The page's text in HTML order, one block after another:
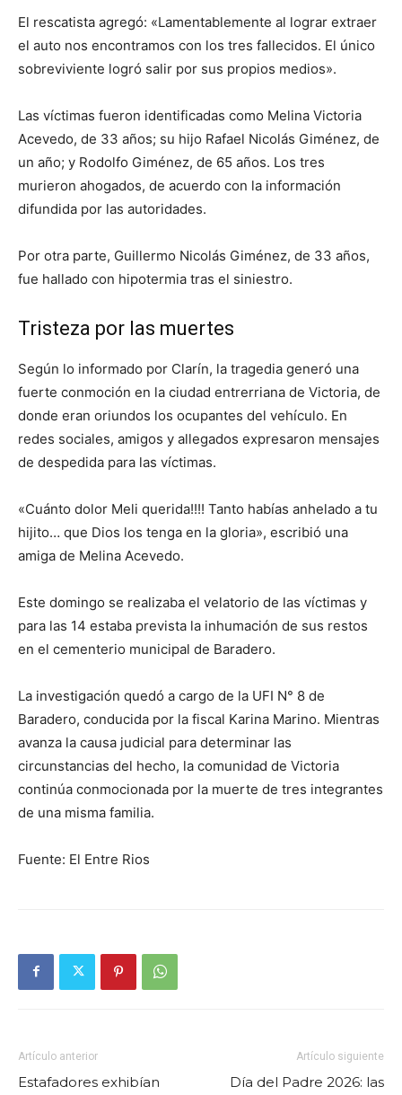
El rescatista agregó: «Lamentablemente al lograr extraer
el auto nos encontramos con los tres fallecidos. El único
sobreviviente logró salir por sus propios medios».
Las víctimas fueron identificadas como Melina Victoria
Acevedo, de 33 años; su hijo Rafael Nicolás Giménez, de
un año; y Rodolfo Giménez, de 65 años. Los tres
murieron ahogados, de acuerdo con la información
difundida por las autoridades.
Por otra parte, Guillermo Nicolás Giménez, de 33 años,
fue hallado con hipotermia tras el siniestro.
Tristeza por las muertes
Según lo informado por Clarín, la tragedia generó una
fuerte conmoción en la ciudad entrerriana de Victoria, de
donde eran oriundos los ocupantes del vehículo. En
redes sociales, amigos y allegados expresaron mensajes
de despedida para las víctimas.
«Cuánto dolor Meli querida!!!! Tanto habías anhelado a tu
hijito… que Dios los tenga en la gloria», escribió una
amiga de Melina Acevedo.
Este domingo se realizaba el velatorio de las víctimas y
para las 14 estaba prevista la inhumación de sus restos
en el cementerio municipal de Baradero.
La investigación quedó a cargo de la UFI N° 8 de
Baradero, conducida por la fiscal Karina Marino. Mientras
avanza la causa judicial para determinar las
circunstancias del hecho, la comunidad de Victoria
continúa conmocionada por la muerte de tres integrantes
de una misma familia.
Fuente: El Entre Rios
Artículo anterior
Estafadores exhibían
Artículo siguiente
Día del Padre 2026: las